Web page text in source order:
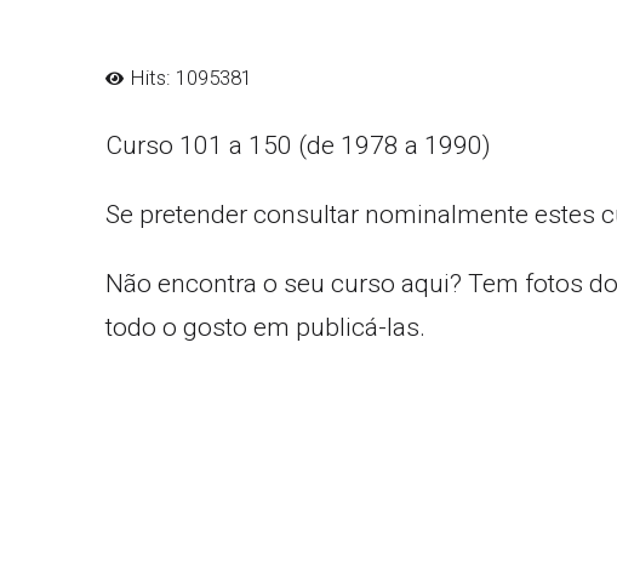
Hits: 1095381
Curso 101 a 150 (de 1978 a 1990)
Se pretender consultar nominalmente estes
Não encontra o seu curso aqui? Tem fotos
todo o gosto em publicá-las.